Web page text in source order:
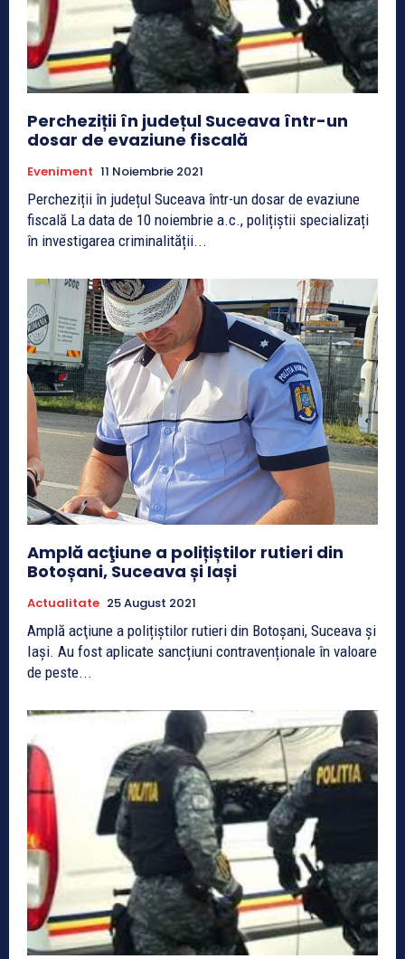
Percheziții în județul Suceava într-un
dosar de evaziune fiscală
Eveniment 11 Noiembrie 2021
Percheziții în județul Suceava într-un dosar de evaziune
fiscală La data de 10 noiembrie a.c., polițiștii specializați
în investigarea criminalității...
Amplă acţiune a polițiștilor rutieri din
Botoșani, Suceava și Iași
Actualitate 25 August 2021
Amplă acţiune a polițiștilor rutieri din Botoșani, Suceava și
Iași. Au fost aplicate sancțiuni contravenționale în valoare
de peste...